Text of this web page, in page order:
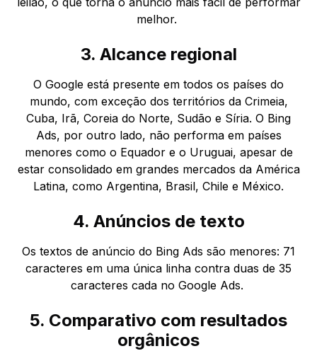
melhor.
3. Alcance regional
O Google está presente em todos os países do
mundo, com exceção dos territórios da Crimeia,
Cuba, Irã, Coreia do Norte, Sudão e Síria. O Bing
Ads, por outro lado, não performa em países
menores como o Equador e o Uruguai, apesar de
estar consolidado em grandes mercados da América
Latina, como Argentina, Brasil, Chile e México.
4. Anúncios de texto
Os textos de anúncio do Bing Ads são menores: 71
caracteres em uma única linha contra duas de 35
caracteres cada no Google Ads.
5. Comparativo com resultados
orgânicos